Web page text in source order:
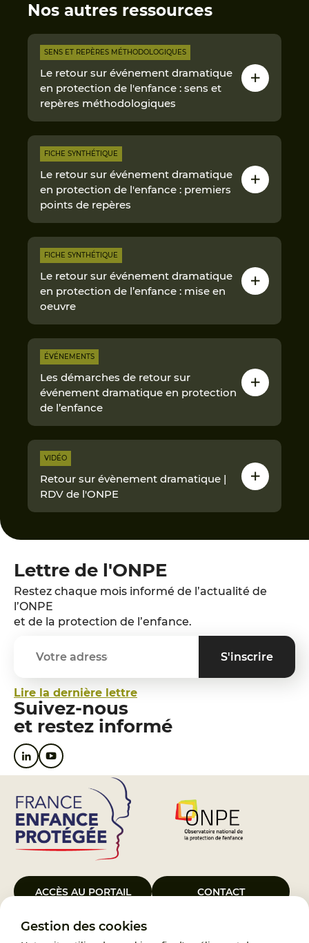
Gestion des cookies
Nos autres ressources
SENS ET REPÈRES MÉTHODOLOGIQUES
Le retour sur événement dramatique
en protection de l'enfance : sens et
repères méthodologiques
FICHE SYNTHÉTIQUE
Le retour sur événement dramatique
en protection de l'enfance : premiers
points de repères
FICHE SYNTHÉTIQUE
Le retour sur événement dramatique
en protection de l’enfance : mise en
oeuvre
ÉVÉNEMENTS
Les démarches de retour sur
événement dramatique en protection
de l’enfance
VIDÉO
Retour sur évènement dramatique |
RDV de l'ONPE
Lettre de l'ONPE
Restez chaque mois informé de l’actualité de
l’ONPE
et de la protection de l’enfance.
Lire la dernière lettre
Suivez-nous
et restez informé
ACCÈS AU PORTAIL CONTACT
Le Groupement d’Intérêt Public France Enfance Protégée, créé le 5
janvier 2023, a pour objet d’assurer les missions de service public du